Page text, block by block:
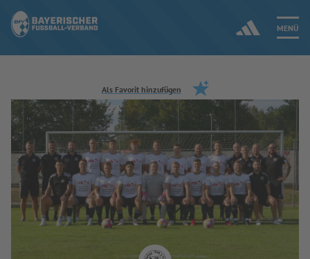
MENÜ
Jetzt einloggen
ERGEBNISSE & WETTBEWERBE
NEUIGKEITEN
SPIELBETRIEB & VERBANDSLEBEN
Als Favorit hinzufügen